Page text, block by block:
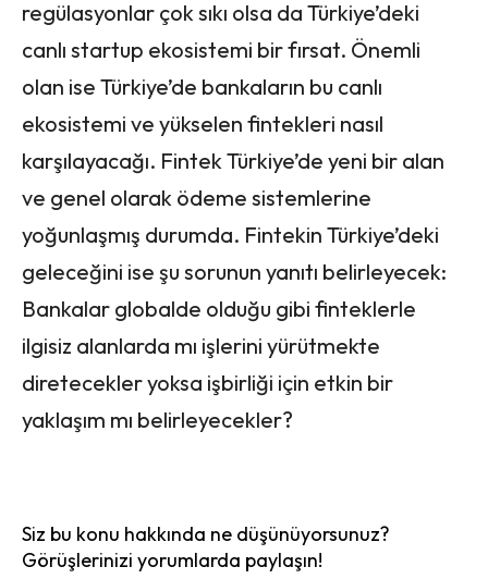
regülasyonlar çok sıkı olsa da Türkiye’deki
canlı startup ekosistemi bir fırsat. Önemli
olan ise Türkiye’de bankaların bu canlı
ekosistemi ve yükselen fintekleri nasıl
karşılayacağı. Fintek Türkiye’de yeni bir alan
ve genel olarak ödeme sistemlerine
yoğunlaşmış durumda. Fintekin Türkiye’deki
geleceğini ise şu sorunun yanıtı belirleyecek:
Bankalar globalde olduğu gibi finteklerle
ilgisiz alanlarda mı işlerini yürütmekte
diretecekler yoksa işbirliği için etkin bir
yaklaşım mı belirleyecekler?
Siz bu konu hakkında ne düşünüyorsunuz?
Görüşlerinizi yorumlarda paylaşın!